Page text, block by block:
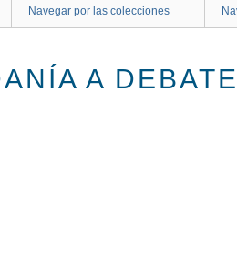
Navegar por las colecciones
A DEBATE